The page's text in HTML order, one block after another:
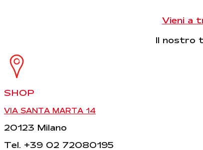
Vieni a
Il nostro
SHOP
VIA SANTA MARTA 14
20123 Milano
Tel. +39 02 72080195